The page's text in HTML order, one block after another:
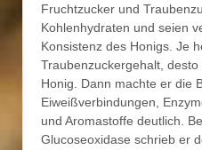
Fruchtzucker und
Kohlenhydraten und seien
Konsistenz des Honigs. Je
Traubenzuckergehalt,
Honig. Dann machte er die
Eiweißverbindungen,
und Aromastoffe deutlich.
Glucoseoxidase schrieb er